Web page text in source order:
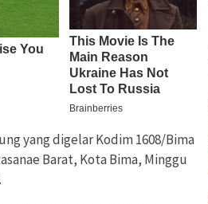
yang digelar Kodim 1608/Bima
Barat, Kota Bima, Minggu